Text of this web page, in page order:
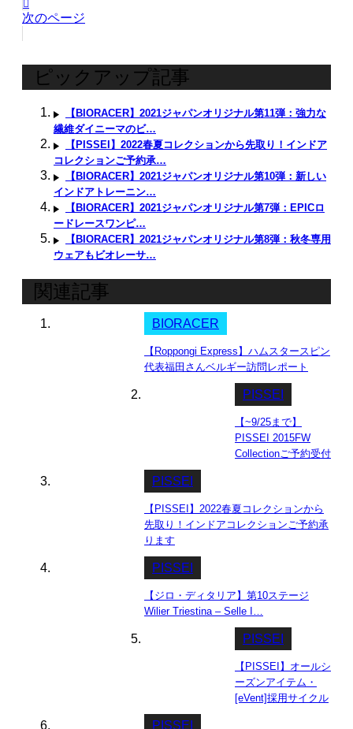
次のページ
ピックアップ記事
【BIORACER】2021ジャパンオリジナル第11弾：強力な
繊維ダイニーマのビ…
【PISSEI】2022春夏コレクションから先取り！インドア
コレクションご予約承…
【BIORACER】2021ジャパンオリジナル第10弾：新しい
インドアトレーニン…
【BIORACER】2021ジャパンオリジナル第7弾：EPICロ
ードレースワンピ…
【BIORACER】2021ジャパンオリジナル第8弾：秋冬専用
ウェアもビオレーサ…
関連記事
BIORACER
【Roppongi Express】ハムスタースピン
代表福田さんベルギー訪問レポート
PISSEI
【~9/25まで】
PISSEI 2015FW
Collectionご予約受付
PISSEI
【PISSEI】2022春夏コレクションから
先取り！インドアコレクションご予約承
ります
PISSEI
【ジロ・ディタリア】第10ステージ
Wilier Triestina – Selle I…
PISSEI
【PISSEI】オールシ
ーズンアイテム・
[eVent]採用サイクル
PISSEI